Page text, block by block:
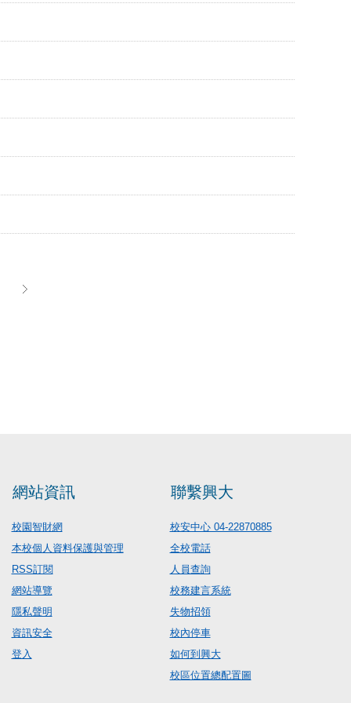
網站資訊
校園智財網
本校個人資料保護與管理
RSS訂閱
網站導覽
隱私聲明
資訊安全
登入
聯繫興大
校安中心 04-22870885
全校電話
人員查詢
校務建言系統
失物招領
校內停車
如何到興大
校區位置總配置圖